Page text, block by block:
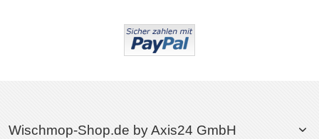
Wischmop-Shop.de by Axis24 GmbH